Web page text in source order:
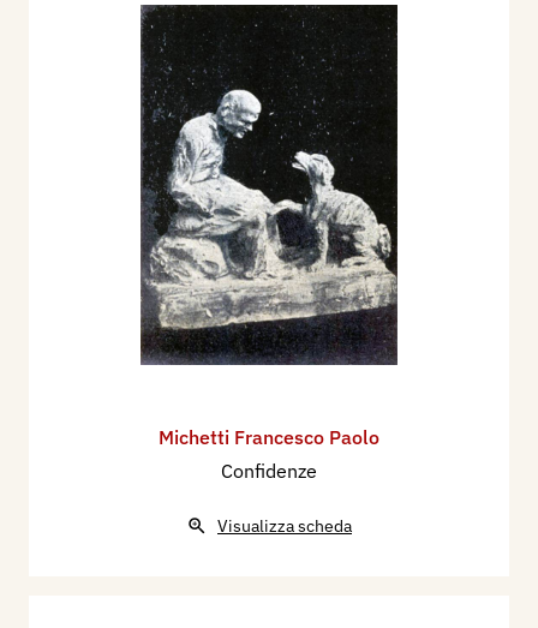
Michetti Francesco Paolo
Confidenze
Visualizza scheda